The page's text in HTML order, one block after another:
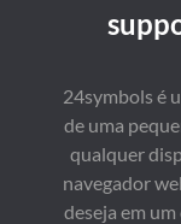
quizás una
maravillas
24symbols é
de uma
qualquer
navegador
deseja em